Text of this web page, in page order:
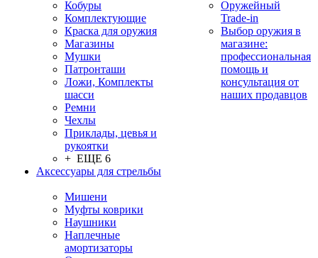
Кобуры
Комплектующие
Краска для оружия
Магазины
Мушки
Патронташи
Ложи, Комплекты
шасси
Ремни
Чехлы
Приклады, цевья и
рукоятки
+ ЕЩЕ 6
Аксессуары для стрельбы
Мишени
Муфты коврики
Наушники
Наплечные
амортизаторы
Оружейный
Trade-in
Выбор оружия в
магазине:
профессиональная
помощь и
консультация от
наших продавцов